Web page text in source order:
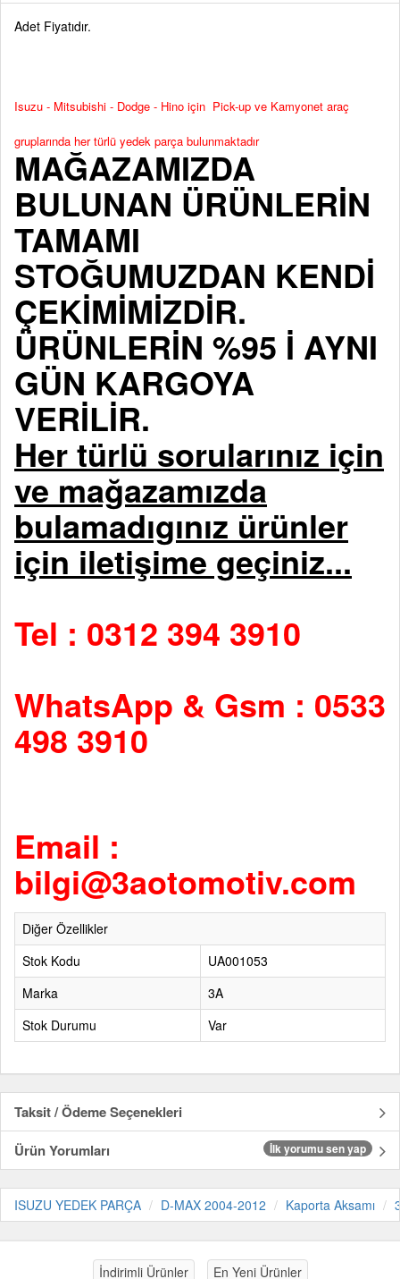
Adet Fiyatıdır.
Isuzu - Mitsubishi - Dodge - Hino için Pick-up ve Kamyonet araç
gruplarında her türlü yedek parça bulunmaktadır
MAĞAZAMIZDA
BULUNAN ÜRÜNLERİN
TAMAMI
STOĞUMUZDAN KENDİ
ÇEKİMİMİZDİR.
ÜRÜNLERİN %95 İ AYNI
GÜN KARGOYA
VERİLİR.
Her türlü sorularınız için
ve mağazamızda
bulamadıgınız ürünler
için iletişime geçiniz...
Tel : 0312 394 3910
WhatsApp & Gsm : 0533
498 3910
Email :
bilgi@3aotomotiv.com
Diğer Özellikler
Stok Kodu
UA001053
Marka
3A
Stok Durumu
Var
Taksit / Ödeme Seçenekleri
Ürün Yorumları
İlk yorumu sen yap
ISUZU YEDEK PARÇA D-MAX 2004-2012 Kaporta Aksamı
İndirimli Ürünler En Yeni Ürünler